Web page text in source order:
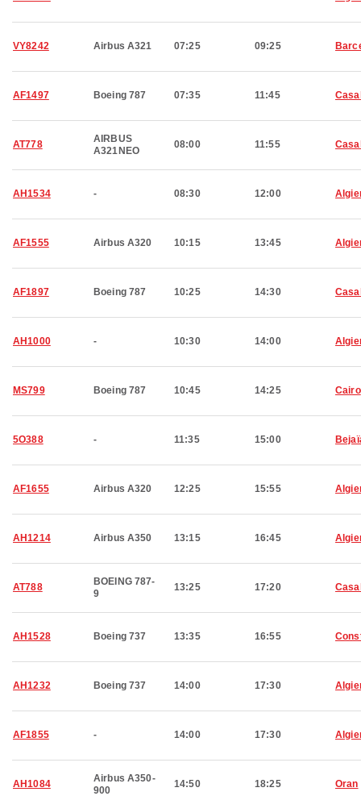
VY8242 Airbus A321 07:25 09:25
AF1497 Boeing 787 07:35 11:45
AT778
AIRBUS
A321NEO
08:00 11:55
AH1534 - 08:30 12:00
AF1555 Airbus A320 10:15 13:45
AF1897 Boeing 787 10:25 14:30
AH1000 - 10:30 14:00
MS799 Boeing 787 10:45 14:25 Cairo
5O388 - 11:35 15:00
AF1655 Airbus A320 12:25 15:55
AH1214 Airbus A350 13:15 16:45
AT788
BOEING 787-
9
13:25 17:20
AH1528 Boeing 737 13:35 16:55
AH1232 Boeing 737 14:00 17:30
AF1855 - 14:00 17:30
AH1084
Airbus A350-
900
14:50 18:25 Oran